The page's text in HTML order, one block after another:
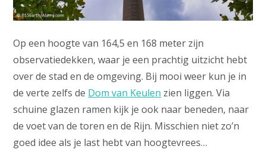
Op een hoogte van 164,5 en 168 meter zijn
observatiedekken, waar je een prachtig uitzicht hebt
over de stad en de omgeving. Bij mooi weer kun je in
de verte zelfs de Dom van Keulen zien liggen. Via
schuine glazen ramen kijk je ook naar beneden, naar
de voet van de toren en de Rijn. Misschien niet zo’n
goed idee als je last hebt van hoogtevrees…